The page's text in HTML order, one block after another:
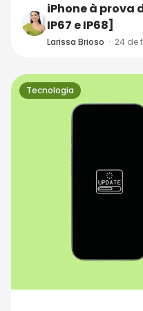
iPhone à prova
IP67 e IP68]
Larissa Brioso · 24 de
Tecnologia